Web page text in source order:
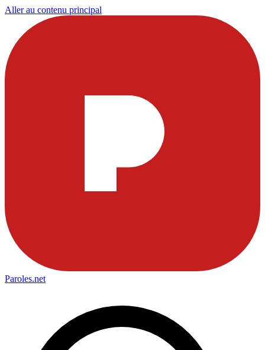
Aller au contenu principal
Paroles.net